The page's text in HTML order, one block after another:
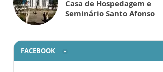
Casa de Hospedagem e
Seminário Santo Afonso
FACEBOOK